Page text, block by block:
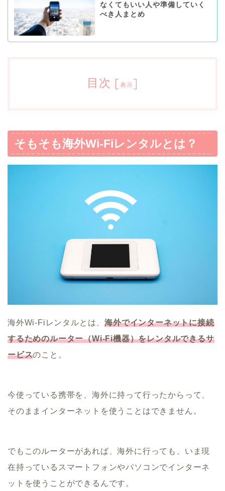
なくてもいい人や準備していく
べき人まとめ
目次 [ 表示]
そもそも海外Wi-Fiレンタルとは？
海外Wi-Fiレンタルとは、海外でインターネットに接続
するためのルーター（Wi-Fi機器）をレンタルできるサ
ービスのこと。
今使っている携帯を、海外に持って行ったからって、
そのままインターネットを使うことはできません。
でもこのルーターがあれば、海外に行っても、いま現
在持っているスマートフォンやパソコンでインターネ
ットを使うことができるんです。